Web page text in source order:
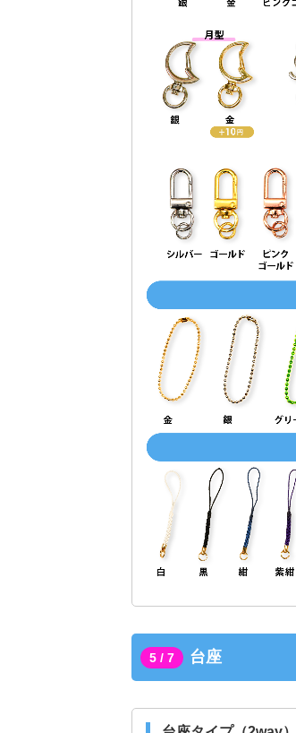
5 / 7 台座